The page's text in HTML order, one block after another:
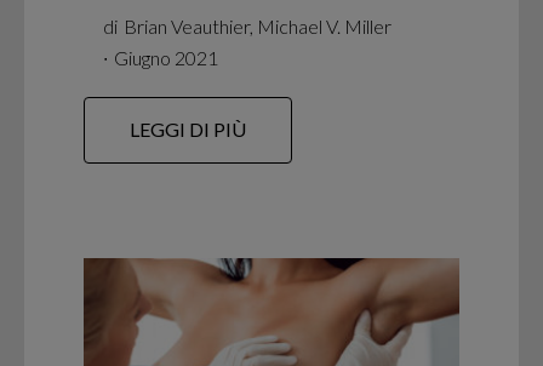
di Brian Veauthier, Michael V. Miller
∙ Giugno 2021
LEGGI DI PIÙ